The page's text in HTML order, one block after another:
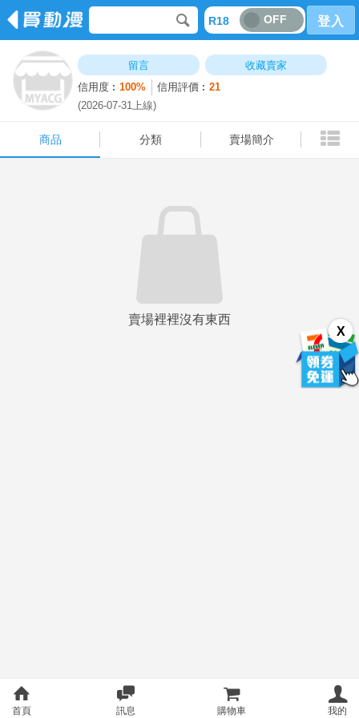
R18 OFF 登入
留言
收藏賣家
信用度︰100% 信用評價︰21
(2026-07-31上線)
商品 分類 賣場簡介
X
賣場裡裡沒有東西
商品 分類 賣場簡介
首頁 訊息 購物車 我的